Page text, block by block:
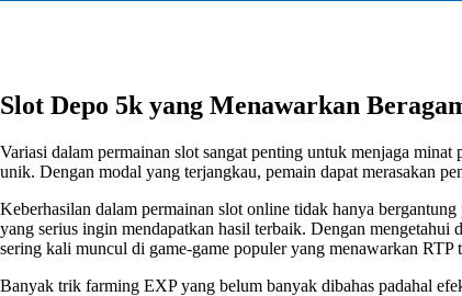
Slot Depo 5k yang Menawarkan
Variasi dalam permainan slot sangat penting untuk menjaga
unik. Dengan modal yang terjangkau, pemain dapat merasakan
Keberhasilan dalam permainan slot online tidak hanya
yang serius ingin mendapatkan hasil terbaik. Dengan
sering kali muncul di game-game populer yang menawarkan RTP
Banyak trik farming EXP yang belum banyak dibahas padahal